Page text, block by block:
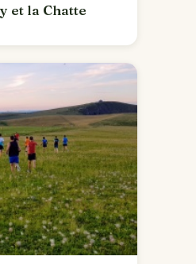
et la Chatte